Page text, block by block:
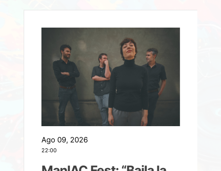
Ago 09, 2026
22:00